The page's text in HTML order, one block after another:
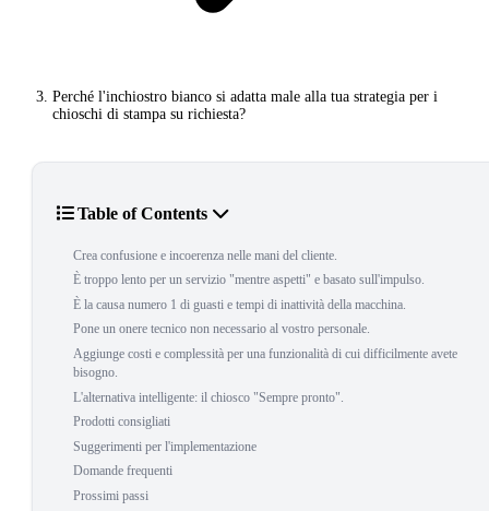
Perché l'inchiostro bianco si adatta male alla tua strategia per i
chioschi di stampa su richiesta?
Table of Contents
Crea confusione e incoerenza nelle mani del cliente.
È troppo lento per un servizio "mentre aspetti" e basato sull'impulso.
È la causa numero 1 di guasti e tempi di inattività della macchina.
Pone un onere tecnico non necessario al vostro personale.
Aggiunge costi e complessità per una funzionalità di cui difficilmente avete
bisogno.
L'alternativa intelligente: il chiosco "Sempre pronto".
Prodotti consigliati
Suggerimenti per l'implementazione
Domande frequenti
Prossimi passi